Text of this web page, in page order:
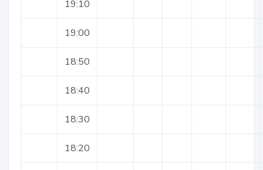
19:10
19:00
18:50
18:40
18:30
18:20